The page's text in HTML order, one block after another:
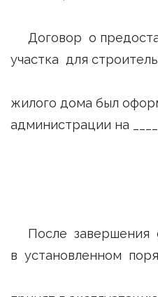
Договор о
участка для
жилого дома был
администрации на
После завершения
в установленном